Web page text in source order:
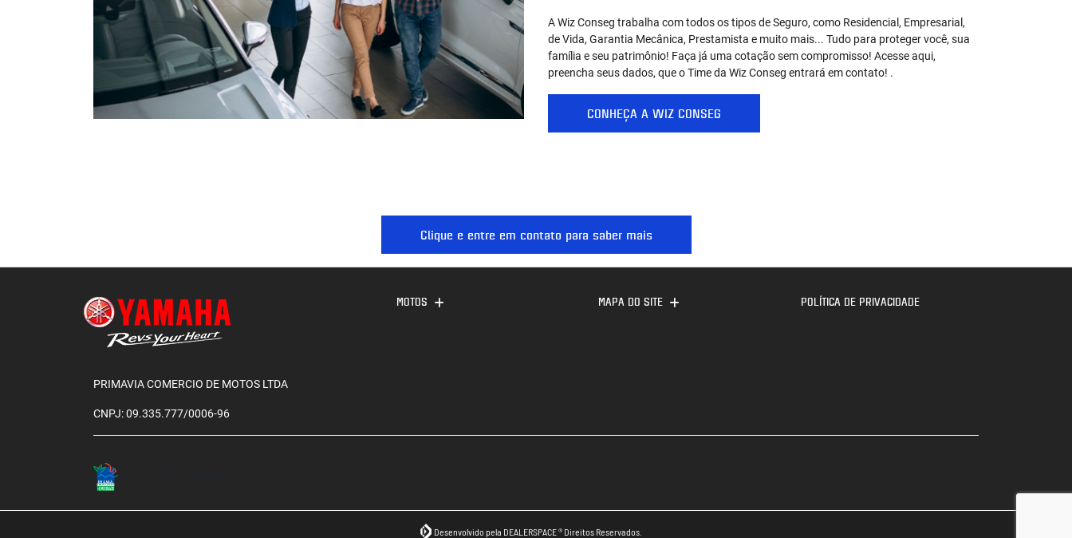
A Wiz Conseg trabalha com todos os tipos de Seguro, como Residencial, Empresarial,
de Vida, Garantia Mecânica, Prestamista e muito mais... Tudo para proteger você, sua
família e seu patrimônio! Faça já uma cotação sem compromisso! Acesse aqui,
preencha seus dados, que o Time da Wiz Conseg entrará em contato! .
CONHEÇA A WIZ CONSEG
Clique e entre em contato para saber mais
MOTOS MAPA DO SITE POLÍTICA DE PRIVACIDADE
PRIMAVIA COMERCIO DE MOTOS LTDA
CNPJ: 09.335.777/0006-96
Desenvolvido pela DEALERSPACE ® Direitos Reservados.